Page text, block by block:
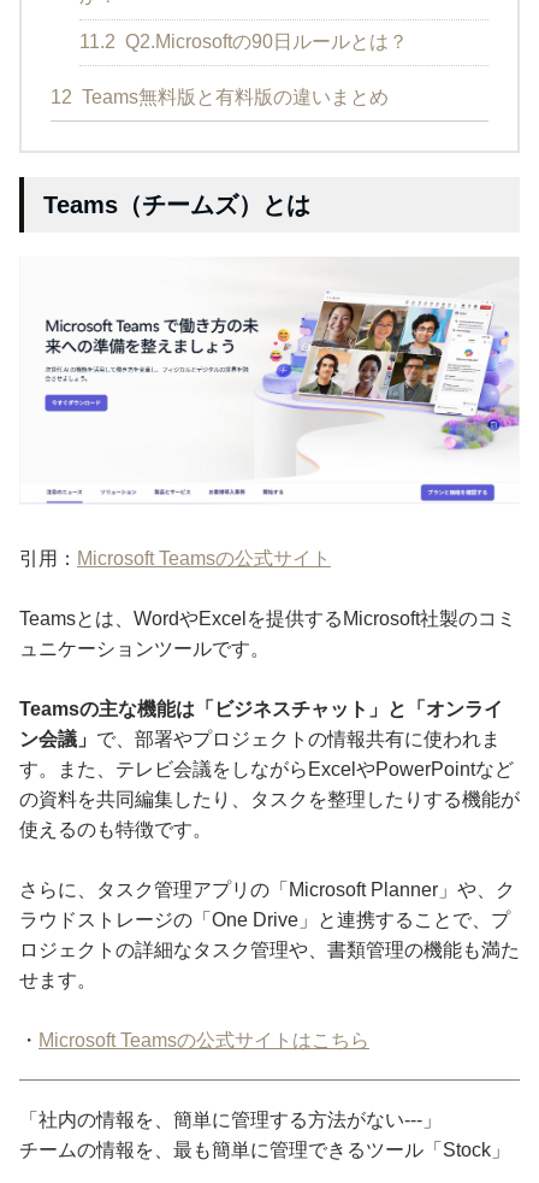
11.2 Q2.Microsoftの90日ルールとは？
12 Teams無料版と有料版の違いまとめ
Teams（チームズ）とは
引用： Microsoft Teamsの公式サイト
Teamsとは、WordやExcelを提供するMicrosoft社製のコミ
ュニケーションツールです。
Teamsの主な機能は「ビジネスチャット」と「オンライ
ン会議」 で、部署やプロジェクトの情報共有に使われま
す。また、テレビ会議をしながらExcelやPowerPointなど
の資料を共同編集したり、タスクを整理したりする機能が
使えるのも特徴です。
さらに、タスク管理アプリの「Microsoft Planner」や、ク
ラウドストレージの「One Drive」と連携することで、プ
ロジェクトの詳細なタスク管理や、書類管理の機能も満た
せます。
・ Microsoft Teamsの公式サイトはこちら
「社内の情報を、簡単に管理する方法がない---」
チームの情報を、最も簡単に管理できるツール「Stock」